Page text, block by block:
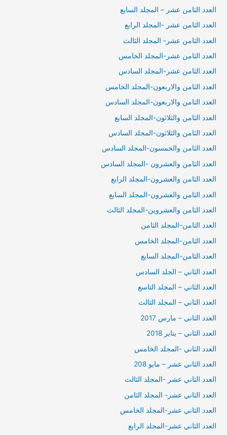
العدد الثامن عشر – المجلد السابع
العدد الثامن عشر -المجلد الرابع
العدد الثامن عشر- المجلد الثالث
العدد الثامن عشر-المجلد الخامس
العدد الثامن عشر-المجلد السادس
العدد الثامن والاربعون-المجلد الخامس
العدد الثامن والاربعون-المجلد السادس
العدد الثامن والثلاثون-المجلد السابع
العدد الثامن والثلاثون-المجلد السادس
العدد الثامن والخمسون-المجلد السادس
العدد الثامن والعشرون -المجلد السادس
العدد الثامن والعشرون-المجلد الرابع
العدد الثامن والعشرون-المجلد السابع
العدد الثامن والعشروين-المجلد الثالث
العدد الثامن-المجلد الثامن
العدد الثامن-المجلد الخامس
العدد الثامن-المجلد السابع
العدد الثاني – الجلد السادس
العدد الثاني – المجلد التاسع
العدد الثاني – المجلد الثالث
العدد الثاني – مارس 2017
العدد الثاني – يناير 2018
العدد الثاني -المجلد الخامس
العدد الثاني عشر – مايو 208
العدد الثاني عشر -المجلد الثالث
العدد الثاني عشر- المجلد الثامن
العدد الثاني عشر-المجلد الخامس
العدد الثاني عشر-المجلد الرابع